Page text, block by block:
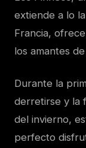
extiende a lo
Francia,
los amantes
Durante la
derretirse y la
del invierno,
perfecto